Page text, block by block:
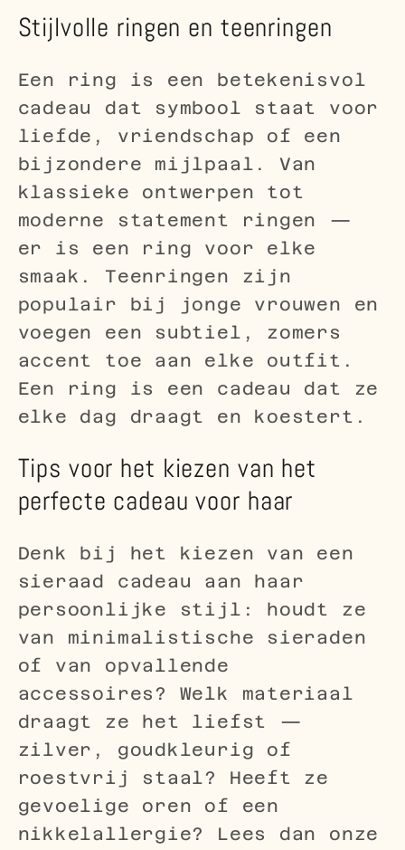
Stijlvolle ringen en teenringen
Een ring is een betekenisvol
cadeau dat symbool staat voor
liefde, vriendschap of een
bijzondere mijlpaal. Van
klassieke ontwerpen tot
moderne statement ringen —
er is een ring voor elke
smaak. Teenringen zijn
populair bij jonge vrouwen en
voegen een subtiel, zomers
accent toe aan elke outfit.
Een ring is een cadeau dat ze
elke dag draagt en koestert.
Tips voor het kiezen van het
perfecte cadeau voor haar
Denk bij het kiezen van een
sieraad cadeau aan haar
persoonlijke stijl: houdt ze
van minimalistische sieraden
of van opvallende
accessoires? Welk materiaal
draagt ze het liefst —
zilver, goudkleurig of
roestvrij staal? Heeft ze
gevoelige oren of een
nikkelallergie? Lees dan onze